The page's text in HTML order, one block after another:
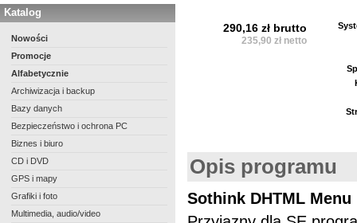
Katalog
Nowości
Promocje
Alfabetycznie
Archiwizacja i backup
Bazy danych
Bezpieczeństwo i ochrona PC
Biznes i biuro
CD i DVD
GPS i mapy
Grafiki i foto
Multimedia, audio/video
290,16 zł brutto
235,90 zł netto
Opis programu
Sothink DHTML Menu